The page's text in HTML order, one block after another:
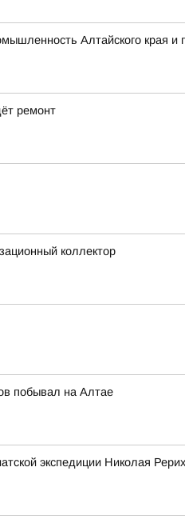
Алтайского края
ремонт
коллектор
побывал на Алтае
экспедиции Николая